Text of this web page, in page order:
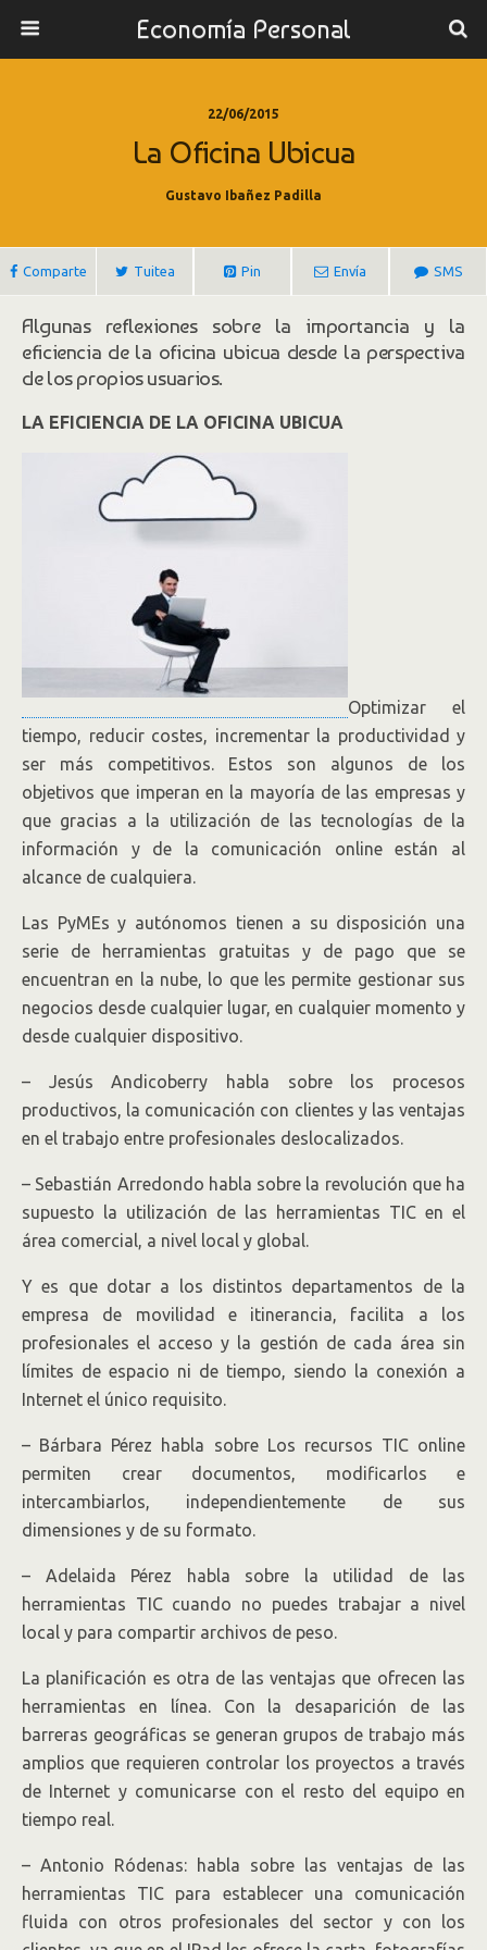
Economía Personal
22/06/2015
La Oficina Ubicua
Gustavo Ibañez Padilla
Comparte Tuitea Pin Envía SMS
Algunas reflexiones sobre la importancia y la
eficiencia de la oficina ubicua desde la perspectiva
de los propios usuarios.
LA EFICIENCIA DE LA OFICINA UBICUA
Optimizar el
tiempo, reducir costes, incrementar la productividad y
ser más competitivos. Estos son algunos de los
objetivos que imperan en la mayoría de las empresas y
que gracias a la utilización de las tecnologías de la
información y de la comunicación online están al
alcance de cualquiera.
Las PyMEs y autónomos tienen a su disposición una
serie de herramientas gratuitas y de pago que se
encuentran en la nube, lo que les permite gestionar sus
negocios desde cualquier lugar, en cualquier momento y
desde cualquier dispositivo.
– Jesús Andicoberry habla sobre los procesos
productivos, la comunicación con clientes y las ventajas
en el trabajo entre profesionales deslocalizados.
– Sebastián Arredondo habla sobre la revolución que ha
supuesto la utilización de las herramientas TIC en el
área comercial, a nivel local y global.
Y es que dotar a los distintos departamentos de la
empresa de movilidad e itinerancia, facilita a los
profesionales el acceso y la gestión de cada área sin
límites de espacio ni de tiempo, siendo la conexión a
Internet el único requisito.
– Bárbara Pérez habla sobre Los recursos TIC online
permiten crear documentos, modificarlos e
intercambiarlos, independientemente de sus
dimensiones y de su formato.
– Adelaida Pérez habla sobre la utilidad de las
herramientas TIC cuando no puedes trabajar a nivel
local y para compartir archivos de peso.
La planificación es otra de las ventajas que ofrecen las
herramientas en línea. Con la desaparición de las
barreras geográficas se generan grupos de trabajo más
amplios que requieren controlar los proyectos a través
de Internet y comunicarse con el resto del equipo en
tiempo real.
– Antonio Ródenas: habla sobre las ventajas de las
herramientas TIC para establecer una comunicación
fluida con otros profesionales del sector y con los